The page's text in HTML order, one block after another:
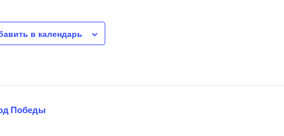
в календарь
Победы